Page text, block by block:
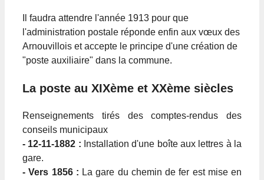
Il faudra attendre l'année 1913 pour que
l'administration postale réponde enfin aux vœux des
Arnouvillois et accepte le principe d'une création de
"poste auxiliaire" dans la commune.
La poste au XIXème et XXème siècles
Renseignements tirés des comptes-rendus des
conseils municipaux
- 12-11-1882 : Installation d'une boîte aux lettres à la
gare.
- Vers 1856 : La gare du chemin de fer est mise en